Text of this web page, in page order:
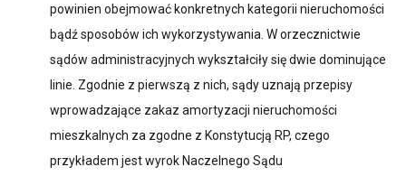
powinien obejmować konkretnych kategorii nieruchomości
bądź sposobów ich wykorzystywania. W orzecznictwie
sądów administracyjnych wykształciły się dwie dominujące
linie. Zgodnie z pierwszą z nich, sądy uznają przepisy
wprowadzające zakaz amortyzacji nieruchomości
mieszkalnych za zgodne z Konstytucją RP, czego
przykładem jest wyrok Naczelnego Sądu